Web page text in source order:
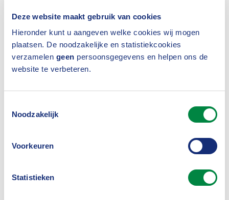
Deze website maakt gebruik van cookies
Hieronder kunt u aangeven welke cookies wij mogen
plaatsen. De noodzakelijke en statistiekcookies
verzamelen geen persoonsgegevens en helpen ons de
website te verbeteren.
Noodzakelijk
Voorkeuren
Statistieken
maatwerk waar het moet